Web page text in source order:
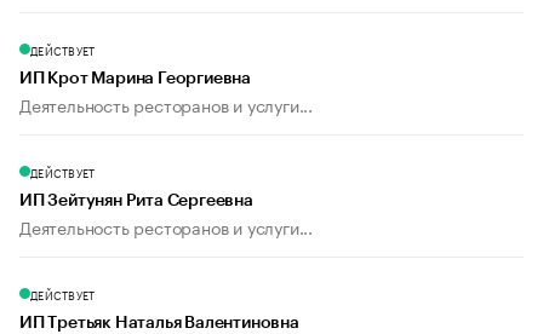
ДЕЙСТВУЕТ
ИП Крот Марина Георгиевна
Деятельность ресторанов и услуги...
ДЕЙСТВУЕТ
ИП Зейтунян Рита Сергеевна
Деятельность ресторанов и услуги...
ДЕЙСТВУЕТ
ИП Третьяк Наталья Валентиновна